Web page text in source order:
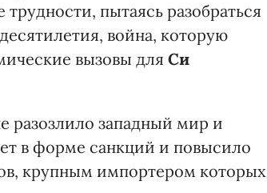
пытаясь разобраться
война, которую
вызовы для Си
разозлило западный мир и
в форме санкций и повысило
крупным импортером которых